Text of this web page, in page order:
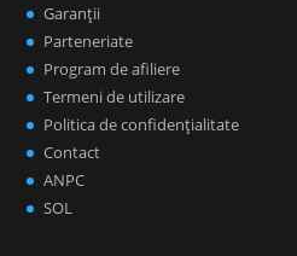
Garanţii
Parteneriate
Program de afiliere
Termeni de utilizare
Politica de confidenţialitate
Contact
ANPC
SOL